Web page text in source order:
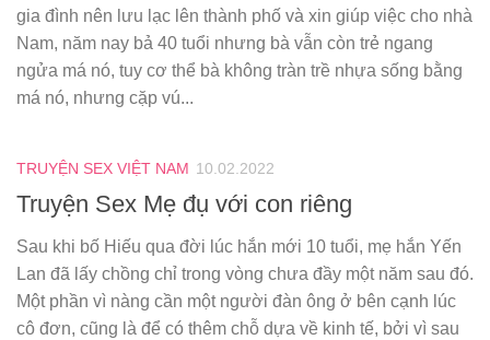
gia đình nên lưu lạc lên thành phố và xin giúp việc cho nhà
Nam, năm nay bả 40 tuổi nhưng bà vẫn còn trẻ ngang
ngửa má nó, tuy cơ thể bà không tràn trề nhựa sống bằng
má nó, nhưng cặp vú...
TRUYỆN SEX VIỆT NAM 10.02.2022
Truyện Sex Mẹ đụ với con riêng
Sau khi bố Hiếu qua đời lúc hắn mới 10 tuổi, mẹ hắn Yến
Lan đã lấy chồng chỉ trong vòng chưa đầy một năm sau đó.
Một phần vì nàng cần một người đàn ông ở bên cạnh lúc
cô đơn, cũng là để có thêm chỗ dựa về kinh tế, bởi vì sau